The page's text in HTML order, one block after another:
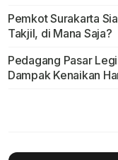
Pemkot Surakarta
Takjil, di Mana Saja?
Pedagang Pasar
Dampak Kenaikan